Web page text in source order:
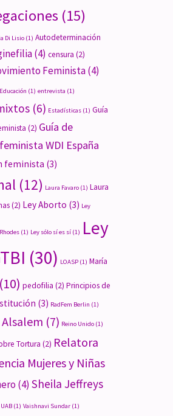
(15)
Di Lisio (1) Autodeterminación
(4) censura (2)
Feminista(4)
Educación (1) entrevista (1)
(6) Estadísticas (1) Guía
(2) Guía de
WDI España
feminista (3)
(12) Laura Favaro (1) Laura
(2) Ley Aborto (3) Ley
(1) Ley sólo sí es sí (1) Ley
(30) LOASP (1) María
(10) pedofilia (2) Principios de
(3) RadFem Berlin (1)
Alsalem (7) Reino Unido (1)
Tortura (2) Relatora
Mujeres y Niñas
(4) Sheila Jeffreys
UAB (1) Vaishnavi Sundar (1)